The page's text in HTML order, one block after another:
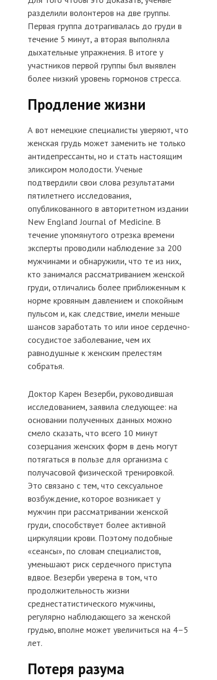
разделили волонтеров на две группы.
Первая группа дотрагивалась до груди в
течение 5 минут, а вторая выполняла
дыхательные упражнения. В итоге у
участников первой группы был выявлен
более низкий уровень гормонов стресса.
Продление жизни
А вот немецкие специалисты уверяют, что
женская грудь может заменить не только
антидепрессанты, но и стать настоящим
эликсиром молодости. Ученые
подтвердили свои слова результатами
пятилетнего исследования,
опубликованного в авторитетном издании
New England Journal of Medicine. В
течение упомянутого отрезка времени
эксперты проводили наблюдение за 200
мужчинами и обнаружили, что те из них,
кто занимался рассматриванием женской
груди, отличались более приближенным к
норме кровяным давлением и спокойным
пульсом и, как следствие, имели меньше
шансов заработать то или иное сердечно-
сосудистое заболевание, чем их
равнодушные к женским прелестям
собратья.
Доктор Карен Везерби, руководившая
исследованием, заявила следующее: на
основании полученных данных можно
смело сказать, что всего 10 минут
созерцания женских форм в день могут
потягаться в пользе для организма с
получасовой физической тренировкой.
Это связано с тем, что сексуальное
возбуждение, которое возникает у
мужчин при рассматривании женской
груди, способствует более активной
циркуляции крови. Поэтому подобные
«сеансы», по словам специалистов,
уменьшают риск сердечного приступа
вдвое. Везерби уверена в том, что
продолжительность жизни
среднестатистического мужчины,
регулярно наблюдающего за женской
грудью, вполне может увеличиться на 4–5
лет.
Потеря разума